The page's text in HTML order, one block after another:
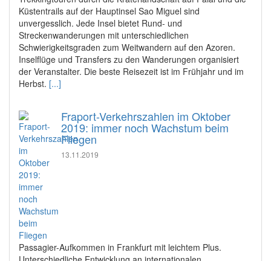
Küstentrails auf der Hauptinsel Sao Miguel sind
unvergesslich. Jede Insel bietet Rund- und
Streckenwanderungen mit unterschiedlichen
Schwierigkeitsgraden zum Weitwandern auf den Azoren.
Inselflüge und Transfers zu den Wanderungen organisiert
der Veranstalter. Die beste Reisezeit ist im Frühjahr und im
Herbst. [...]
Fraport-Verkehrszahlen im Oktober
2019: immer noch Wachstum beim
Fliegen
13.11.2019
Passagier-Aufkommen in Frankfurt mit leichtem Plus.